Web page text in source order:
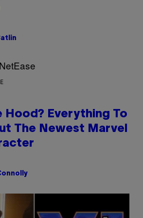
Hood? Everything To
The Newest Marvel